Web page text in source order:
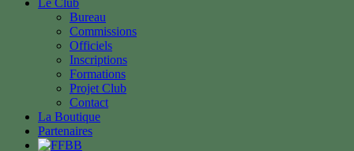
Le Club
Bureau
Commissions
Officiels
Inscriptions
Formations
Projet Club
Contact
La Boutique
Partenaires